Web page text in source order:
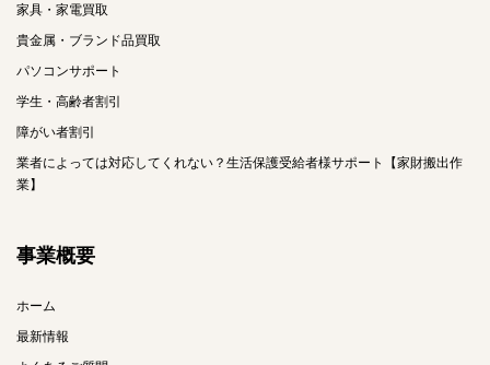
家具・家電買取
貴金属・ブランド品買取
パソコンサポート
学生・高齢者割引
障がい者割引
業者によっては対応してくれない？生活保護受給者様サポート【家財搬出作
業】
事業概要
ホーム
最新情報